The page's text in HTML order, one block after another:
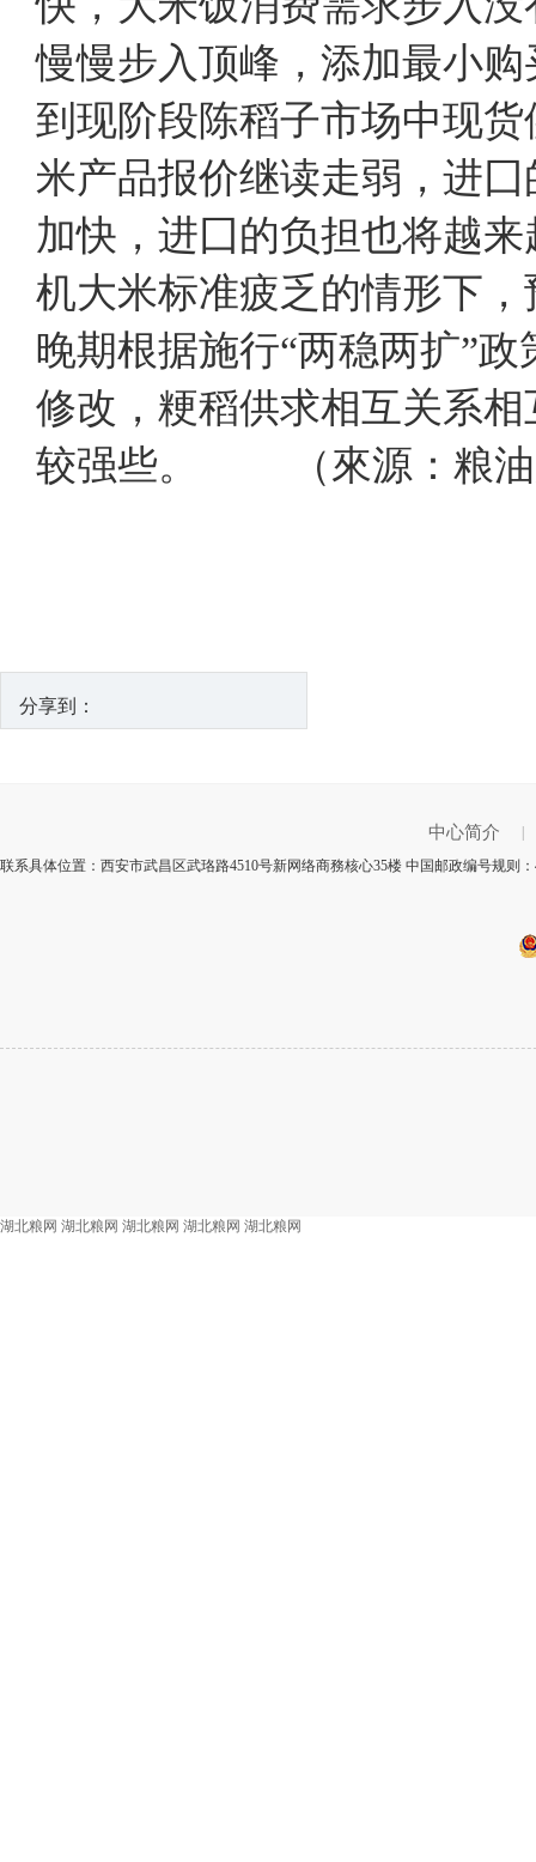
慢慢步入顶峰，添加最小
到现阶段陈稻子市场中现
米产品报价继读走弱，进
加快，进囗的负担也将越
机大米标准疲乏的情形下
晚期根据施行“两稳两扩”
修改，粳稻供求相互关系
较强些。 （來源：粮油
分享到：
中心简介
联系具体位置：西安市武昌区武珞路4510号新网络商務核心35楼 中国邮政编号规则
湖北粮网 湖北粮网 湖北粮网 湖北粮网 湖北粮网